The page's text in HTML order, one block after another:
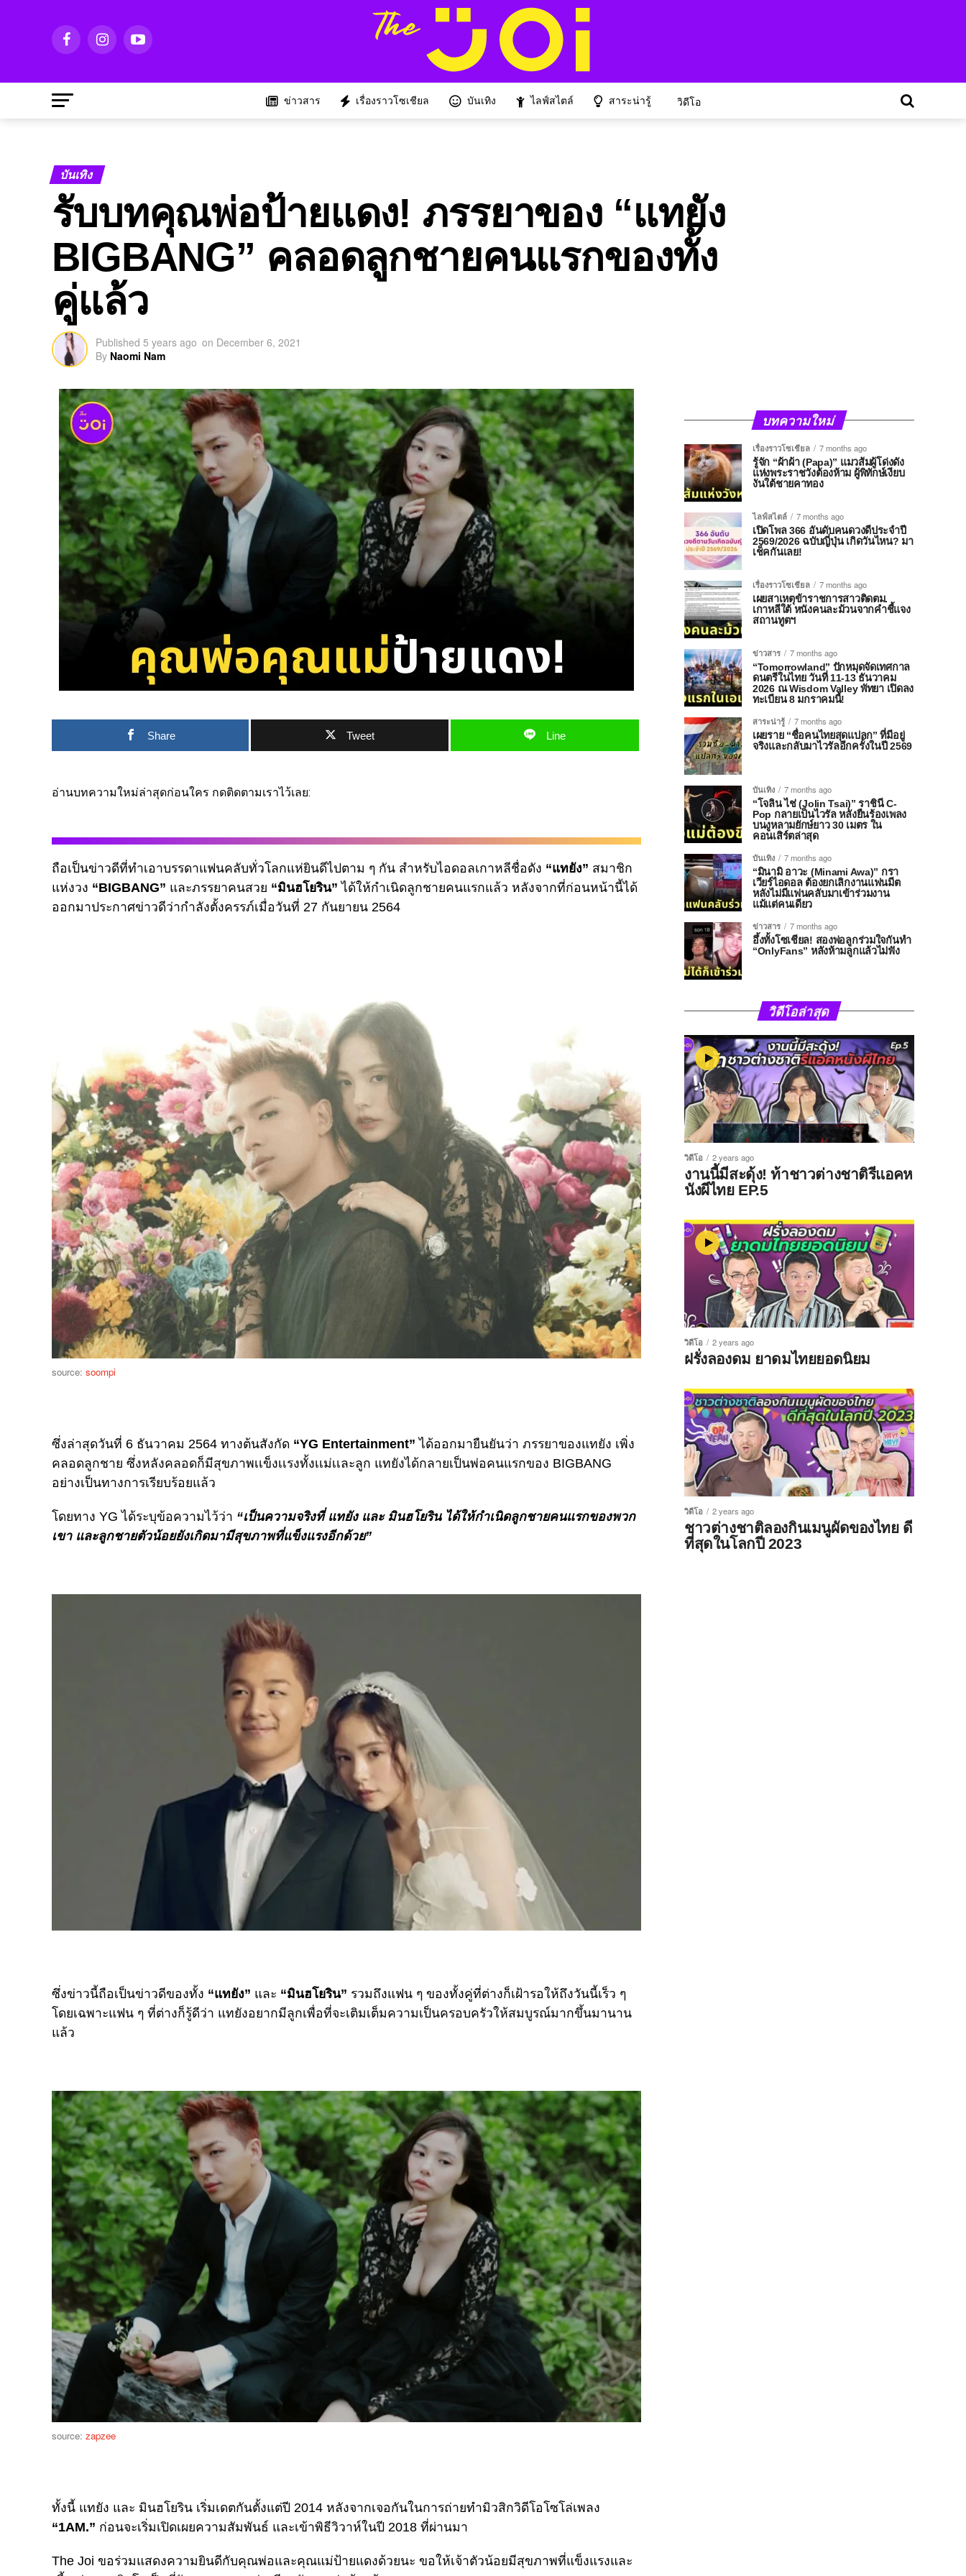
ข่าวสาร เรื่องราวโซเชียล บันเทิง ไลฟ์สไตล์ สาระน่ารู้ วิดีโอ
บันเทิง
รับบทคุณพ่อป้ายแดง! ภรรยาของ “แทยัง
BIGBANG” คลอดลูกชายคนแรกของทั้ง
คู่แล้ว
Published 5 years ago on December 6, 2021
By Naomi Nam
Share Tweet Line
อ่านบทความใหม่ล่าสุดก่อนใคร กดติดตามเราไว้เลย:
ถือเป็นข่าวดีที่ทำเอาบรรดาแฟนคลับทั่วโลกแห่ยินดีไปตาม ๆ กัน สำหรับไอดอลเกาหลีชื่อดัง “แทยัง” สมาชิก
แห่งวง “BIGBANG” และภรรยาคนสวย “มินฮโยริน” ได้ให้กำเนิดลูกชายคนแรกแล้ว หลังจากที่ก่อนหน้านี้ได้
ออกมาประกาศข่าวดีว่ากำลังตั้งครรภ์เมื่อวันที่ 27 กันยายน 2564
source: soompi
ซึ่งล่าสุดวันที่ 6 ธันวาคม 2564 ทางต้นสังกัด “YG Entertainment” ได้ออกมายืนยันว่า ภรรยาของแทยัง เพิ่ง
คลอดลูกชาย ซึ่งหลังคลอดก็มีสุขภาพเเข็งเเรงทั้งเเม่เเละลูก แทยังได้กลายเป็นพ่อคนแรกของ BIGBANG
อย่างเป็นทางการเรียบร้อยแล้ว
โดยทาง YG ได้ระบุข้อความไว้ว่า “เป็นความจริงที่ แทยัง และ มินฮโยริน ได้ให้กำเนิดลูกชายคนแรกของพวก
เขา และลูกชายตัวน้อยยังเกิดมามีสุขภาพที่แข็งแรงอีกด้วย”
ซึ่งข่าวนี้ถือเป็นข่าวดีของทั้ง “แทยัง” และ “มินฮโยริน” รวมถึงแฟน ๆ ของทั้งคู่ที่ต่างก็เฝ้ารอให้ถึงวันนี้เร็ว ๆ
โดยเฉพาะแฟน ๆ ที่ต่างก็รู้ดีว่า แทยังอยากมีลูกเพื่อที่จะเติมเต็มความเป็นครอบครัวให้สมบูรณ์มากขึ้นมานาน
แล้ว
source: zapzee
ทั้งนี้ แทยัง และ มินฮโยริน เริ่มเดตกันตั้งแต่ปี 2014 หลังจากเจอกันในการถ่ายทำมิวสิกวิดีโอโซโล่เพลง
“1AM.” ก่อนจะเริ่มเปิดเผยความสัมพันธ์ และเข้าพิธีวิวาห์ในปี 2018 ที่ผ่านมา
The Joi ขอร่วมแสดงความยินดีกับคุณพ่อและคุณแม่ป้ายแดงด้วยนะ ขอให้เจ้าตัวน้อยมีสุขภาพที่แข็งแรงและ
บทความใหม่
เรื่องราวโซเชียล
7 months ago
รู้จัก “ผ้าผ้า (Papa)” แมวส้มผู้โด่งดัง
แห่งพระราชวังต้องห้าม ผู้พิทักษ์เงียบ
งันใต้ชายคาทอง
ไลฟ์สไตล์
7 months ago
เปิดโพล 366 อันดับคนดวงดีประจำปี
2569/2026 ฉบับญี่ปุ่น เกิดวันไหน? มา
เช็คกันเลย!
เรื่องราวโซเชียล
7 months ago
เผยสาเหตุข้าราชการสาวติดตม.
เกาหลีใต้ หนังคนละม้วนจากคำชี้แจง
สถานทูตฯ
ข่าวสาร
7 months ago
“Tomorrowland” ปักหมุดจัดเทศกาล
ดนตรีในไทย วันที่ 11-13 ธันวาคม
2026 ณ Wisdom Valley พัทยา เปิดลง
ทะเบียน 8 มกราคมนี้!
สาระน่ารู้
7 months ago
เผยราย “ชื่อคนไทยสุดแปลก” ที่มีอยู่
จริงและกลับมาไวรัลอีกครั้งในปี 2569
บันเทิง
7 months ago
“โจลิน ไช่ (Jolin Tsai)” ราชินี C-
Pop กลายเป็นไวรัล หลังยืนร้องเพลง
บนงูหลามยักษ์ยาว 30 เมตร ใน
คอนเสิร์ตล่าสุด
บันเทิง
7 months ago
“มินามิ อาวะ (Minami Awa)” กรา
เวียร์ไอดอล ต้องยกเลิกงานแฟนมีต
หลังไม่มีแฟนคลับมาเข้าร่วมงาน
แม้แต่คนเดียว
ข่าวสาร
7 months ago
อึ้งทั้งโซเชียล! สองพ่อลูกร่วมใจกันทำ
“OnlyFans” หลังห้ามลูกแล้วไม่ฟัง
วิดีโอล่าสุด
วิดีโอ 2 years ago
งานนี้มีสะดุ้ง! ท้าชาวต่างชาติรีแอคห
นังผีไทย EP.5
วิดีโอ 2 years ago
ฝรั่งลองดม ยาดมไทยยอดนิยม
วิดีโอ 2 years ago
ชาวต่างชาติลองกินเมนูผัดของไทย ดี
ที่สุดในโลกปี 2023